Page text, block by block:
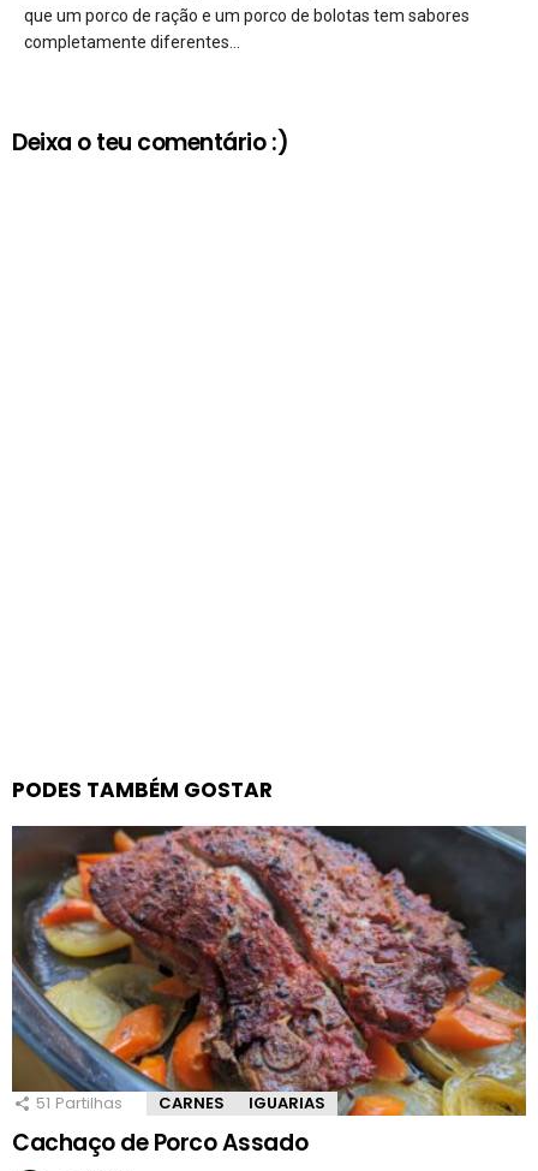
que um porco de ração e um porco de bolotas tem sabores
completamente diferentes…
Deixa o teu comentário :)
PODES TAMBÉM GOSTAR
51 Partilhas CARNES IGUARIAS
Cachaço de Porco Assado